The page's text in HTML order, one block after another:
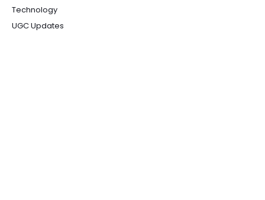
Technology
UGC Updates